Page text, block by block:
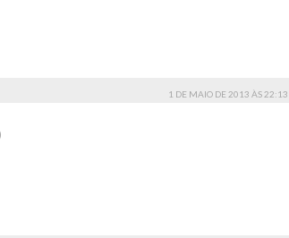
1 DE MAIO DE 2013 ÀS 22:13